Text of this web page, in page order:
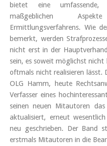
bietet eine umfassende,
maßgeblichen
Ermittlungsverfahrens. Wie
bemerkt, werden
nicht erst in der
sein, es soweit möglichst nicht
oftmals nicht realisieren lässt.
OLG Hamm, heute
Verfasser eines
seinen neuen Mitautoren
aktualisiert, erneut
neu geschrieben. Der Band
erstmals Mitautoren in die